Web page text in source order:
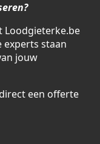
Loodgieterke.be
experts staan
jouw
een offerte